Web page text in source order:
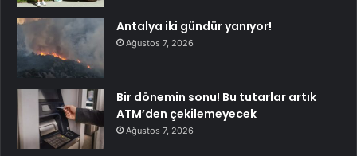
Antalya iki gündür yanıyor!
Ağustos 7, 2026
Bir dönemin sonu! Bu tutarlar artık
ATM’den çekilemeyecek
Ağustos 7, 2026